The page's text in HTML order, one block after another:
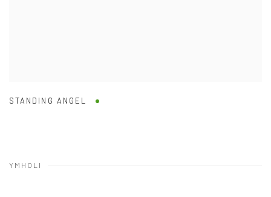
STANDING ANGEL
YMHOLI